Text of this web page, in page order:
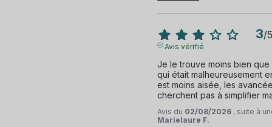
3/5
Avis vérifié
Je le trouve moins bien
qui était malheureusement
est moins aisée, les
cherchent pas à simplifier
Avis du 02/08/2026 , suite à
Marielaure F.